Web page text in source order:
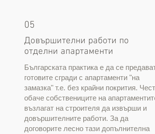
05
Довършителни работи по
отделни апартаменти
Българската практика е да се предават
готовите сгради с апартаменти "на
замазка" т.е. без крайни покрития. Често
обаче собствениците на апартаментите
възлагат на строителя да извърши и
довършителните работи. За да
договорите лесно тази допълнителна